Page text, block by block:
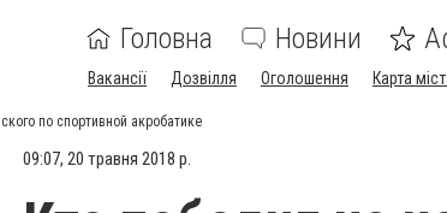
Головна Новини
Вакансії Дозвілля Оголошення Карта
по спортивной акробатике
09:07, 20 травня 2018 р.